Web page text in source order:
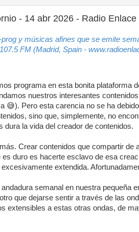
- 14 abr 2026 - Radio Enlace
y músicas afines que se emite
FM (Madrid, Spain -
programa en esta bonita plataforma
nuestros interesantes
😅). Pero esta carencia no se ha
sino que, simplemente, no
dura la vida del creador de contenidos.
Crear contenidos que compartir de
duro es hacerte esclavo de esa
extendida.
semanal en nuestra pequeña
que dejarse sentir a través de las
extensibles a estas otras ondas, de